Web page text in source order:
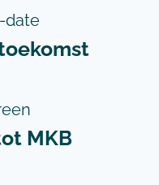
date
MKB